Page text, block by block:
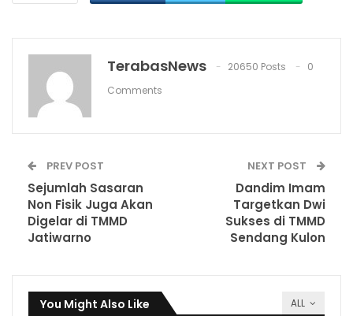
TerabasNews 20650 Posts
0
Comments
PREV POST
Sejumlah Sasaran
Non Fisik Juga Akan
Digelar di TMMD
Jatiwarno
NEXT POST
Dandim Imam
Targetkan Dwi
Sukses di TMMD
Sendang Kulon
ALL
You Might Also Like